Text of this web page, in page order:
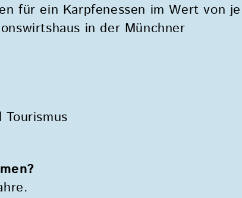
für ein Karpfenessen im Wert von je
in der Münchner